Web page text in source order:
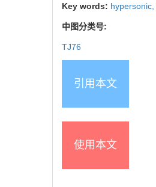
Key words: hypersonic,
中图分类号:
TJ76
引用本文
使用本文